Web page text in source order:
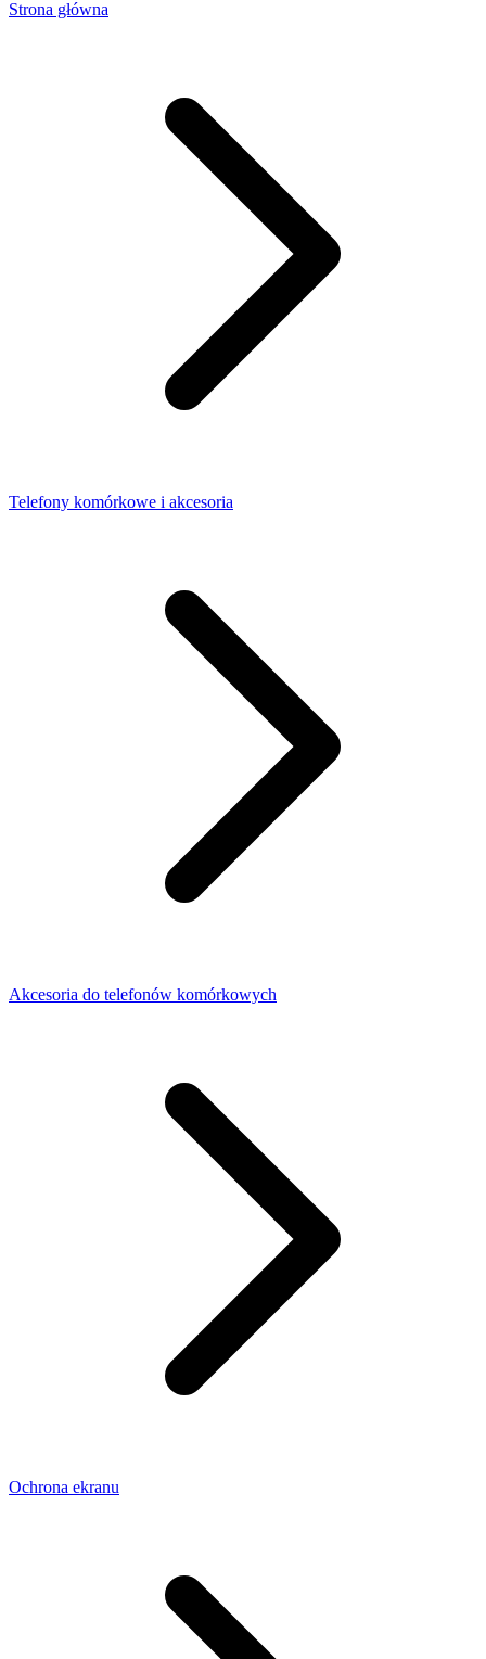
Strona główna
Telefony komórkowe i akcesoria
Akcesoria do telefonów komórkowych
Ochrona ekranu